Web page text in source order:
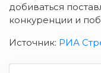
добиваться
конкуренции и
Источник: РИА